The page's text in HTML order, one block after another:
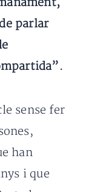
parlar
sense fer
han
i que